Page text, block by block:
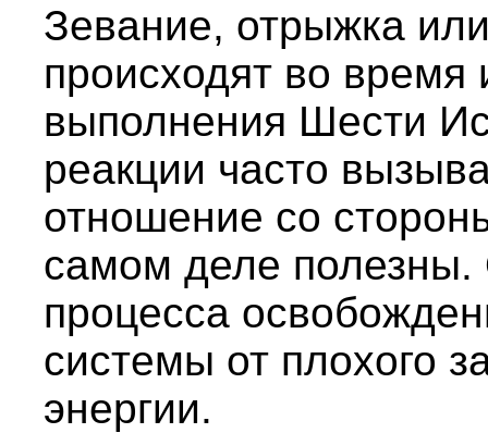
Зевание, отрыжка
происходят во время
выполнения Шести
реакции часто
отношение со
самом деле полезны.
процесса
системы от плохого
энергии.